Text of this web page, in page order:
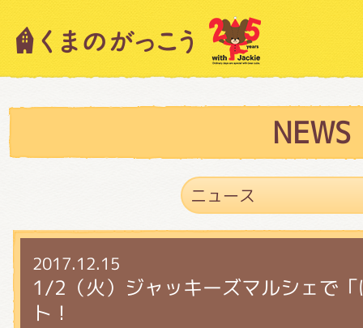
NEWS
2017.12.15
1/2（火）ジャッキーズマルシェで
ト！
キャラクター紹介
スタッフブログ
絵本・作家紹介